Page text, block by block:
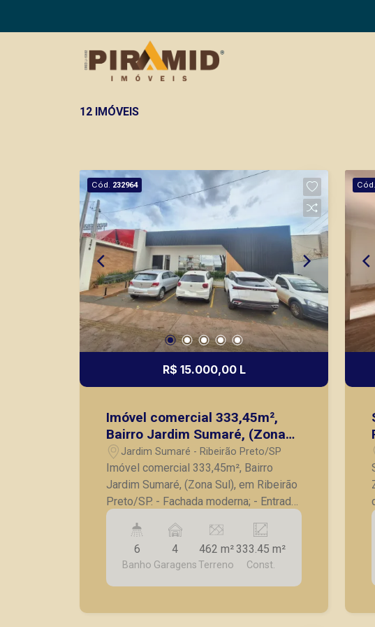
12 IMÓVEIS
Cód. 232964
R$ 15.000,00 L
Imóvel comercial 333,45m²,
Bairro Jardim Sumaré, (Zona
Sul), em Ribeirão Preto/SP.
Jardim Sumaré - Ribeirão Preto/SP
Imóvel comercial 333,45m², Bairro
Jardim Sumaré, (Zona Sul), em Ribeirão
Preto/SP. - Fachada moderna; - Entrada
ampla com possibilidade de divisão em
salas; - 6 banheiros; - Cozinha; - 2
salas; - 4 vagas de garagem recuadas; -
Excelente localizado em avenida de
grande fluxo. A Piramid tem como
6
Banho
4
Garagens
462 m²
Terreno
333.45 m²
Const.
Cód.
-